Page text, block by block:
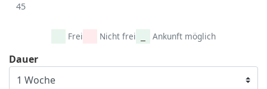
45
Frei Nicht frei Ankunft möglich
Dauer